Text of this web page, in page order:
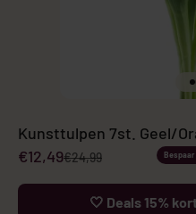
Kunsttulpen 7st. Geel/
Aanbiedingsprijs
€12,49Normale prijs
€24,99 Bespaar
🤍 Deals 15%